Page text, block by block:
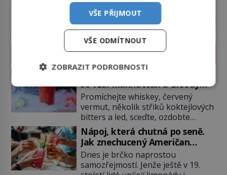
Příběhy slavných koktejlů: Kde
se vzal Manhattan a Bloody
Mary?
Promíchejte whiskey, červený
vermut, několik střiků koktejlových
bitters a led, sceďte, ozdobte
koktejlovou třešinkou a tadá…
Manhattan je tu! A pokud to má být
skutečně on, dejte si pozor, ať
místo klasické americké rye
whiskey či klidně bourbonu
Nápoj, která chutná po seně.
Jak znechucený Američan
vymyslel brčko
Dnes je brčko naprostou
samozřejmostí. Jenže ještě v 19.
VŠE PŘIJMOUT
VŠE ODMÍTNOUT
ZOBRAZIT PODROBNOSTI